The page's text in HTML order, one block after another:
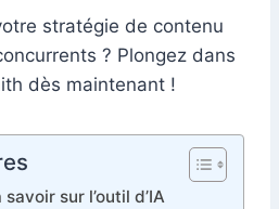
stratégie de contenu
? Plongez dans
dès maintenant !
sur l’outil d’IA